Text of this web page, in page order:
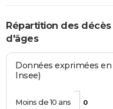
Répartition des décès
d'âges
Données exprimées
Insee)
0
Moins de 10 ans